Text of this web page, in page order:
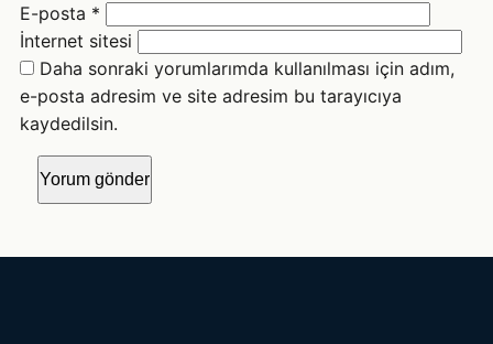
E-posta *
İnternet sitesi
Daha sonraki yorumlarımda kullanılması için adım,
e-posta adresim ve site adresim bu tarayıcıya
kaydedilsin.